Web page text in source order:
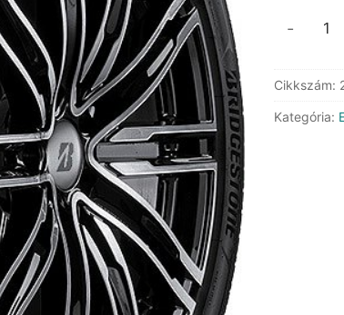
-
Cikkszám:
Kategória: